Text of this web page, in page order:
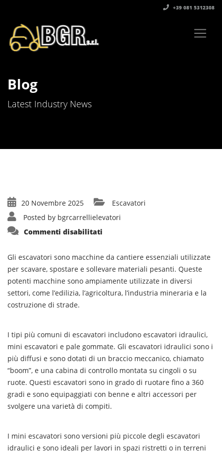
+39 081 5312308‬
Blog
Latest Industry News
20 Novembre 2025
Escavatori
Posted by bgrcarrellielevatori
Commenti disabilitati
Gli escavatori sono macchine da cantiere essenziali utilizzate
per scavare, spostare e sollevare materiali pesanti. Queste
potenti macchine sono ampiamente utilizzate in diversi
settori, come l’edilizia, l’agricoltura, l’industria mineraria e la
costruzione di strade.
I tipi più comuni di escavatori includono escavatori idraulici,
mini escavatori e pale gommate. Gli escavatori idraulici sono i
più diffusi e sono dotati di un braccio meccanico, chiamato
“boom”, e una cabina di controllo montata su cingoli o su
ruote. Questi escavatori sono in grado di ruotare fino a 360
gradi e sono equipaggiati con benne e altri accessori per
svolgere una varietà di compiti.
I mini escavatori sono versioni più piccole degli escavatori
idraulici e sono ideali per lavori in spazi ristretti o in terreni